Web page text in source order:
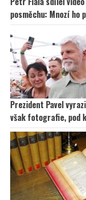
posměchu: Mnozí ho
Prezident Pavel
však fotografie, pod